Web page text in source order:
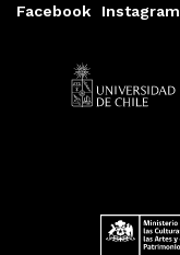
Facebook Instagram